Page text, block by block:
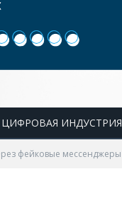
ЦИФРОВАЯ ИНДУСТРИЯ
фейковые мессенджеры